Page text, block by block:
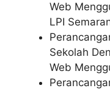
Web
LPI
Sekolah
Web